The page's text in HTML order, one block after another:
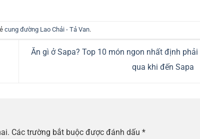
cung đường Lao Chải - Tả Van.
Ăn gì ở Sapa? Top 10 món ngon nhất định
qua khi đến Sapa
Các trường bắt buộc được đánh dấu *